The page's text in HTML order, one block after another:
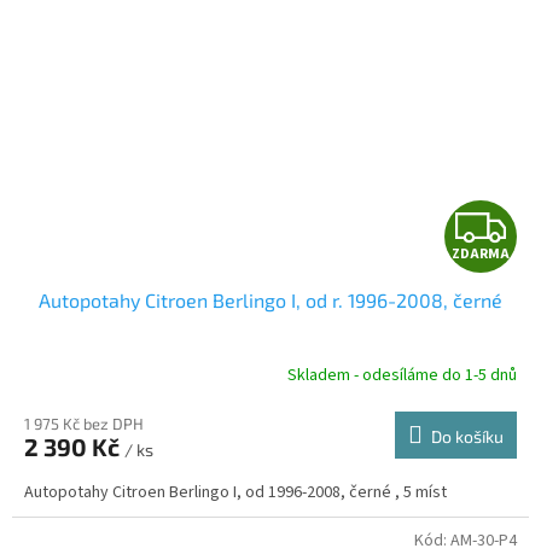
Z
D
R
ZDARMA
Autopotahy Citroen Berlingo I, od r. 1996-2008, černé
Skladem - odesíláme do 1-5 dnů
1 975 Kč bez DPH
2 390 Kč / ks
Do košíku
Autopotahy Citroen Berlingo I, od 1996-2008, černé , 5 míst
Kód: AM-30-P4